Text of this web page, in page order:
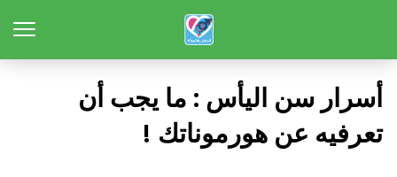
أسرار سن اليأس : ما يجب أن
تعرفيه عن هورموناتك !